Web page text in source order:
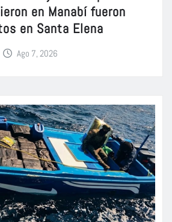
en Manabí fueron
en Santa Elena
Ago 7, 2026